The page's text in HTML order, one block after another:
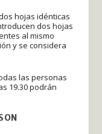
hojas idénticas
dos hojas
al mismo
y se considera
las personas
19.30 podrán